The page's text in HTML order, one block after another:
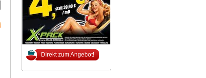
Direkt zum Angebot!